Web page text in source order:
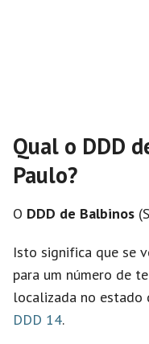
Qual o DDD
Paulo?
O DDD de Balbinos
Isto significa que se
para um número de
localizada no estado
DDD 14.